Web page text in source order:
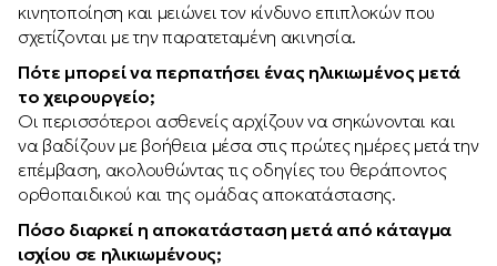
κινητοποίηση και μειώνει τον κίνδυνο επιπλοκών που
σχετίζονται με την παρατεταμένη ακινησία.
Πότε μπορεί να περπατήσει ένας ηλικιωμένος μετά
το χειρουργείο;
Οι περισσότεροι ασθενείς αρχίζουν να σηκώνονται και
να βαδίζουν με βοήθεια μέσα στις πρώτες ημέρες μετά την
επέμβαση, ακολουθώντας τις οδηγίες του θεράποντος
ορθοπαιδικού και της ομάδας αποκατάστασης.
Πόσο διαρκεί η αποκατάσταση μετά από κάταγμα
ισχίου σε ηλικιωμένους;